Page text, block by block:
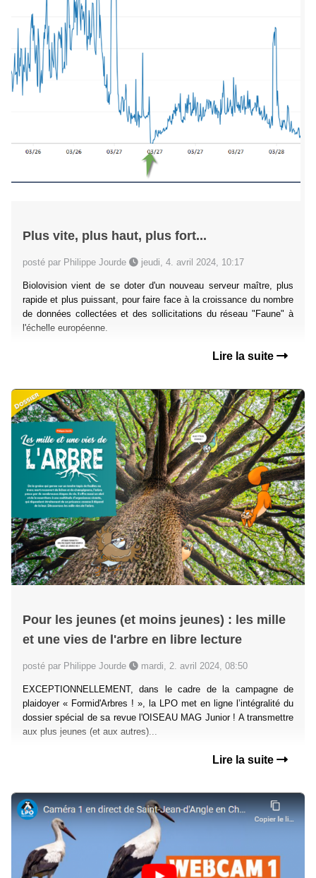
Plus vite, plus haut, plus fort...
posté par Philippe Jourde jeudi, 4. avril 2024, 10:17
Biolovision vient de se doter d'un nouveau serveur maître, plus
rapide et plus puissant, pour faire face à la croissance du nombre
de données collectées et des sollicitations du réseau "Faune" à
l'échelle européenne.
Lire la suite
Pour les jeunes (et moins jeunes) : les mille
et une vies de l'arbre en libre lecture
posté par Philippe Jourde mardi, 2. avril 2024, 08:50
EXCEPTIONNELLEMENT, dans le cadre de la campagne de
plaidoyer « Formid'Arbres ! », la LPO met en ligne l’intégralité du
dossier spécial de sa revue l'OISEAU MAG Junior ! A transmettre
aux plus jeunes (et aux autres)...
Lire la suite